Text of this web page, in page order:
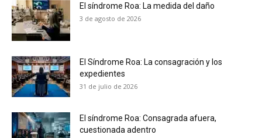
No te pierdas de las
últimas noticias
Suscríbete a nuestro boletín diario y
recibe todas las noticias del vapeo y la
El síndrome Roa: La medida del daño
3 de agosto de 2026
El Síndrome Roa: La consagración y los
expedientes
31 de julio de 2026
El síndrome Roa: Consagrada afuera,
cuestionada adentro